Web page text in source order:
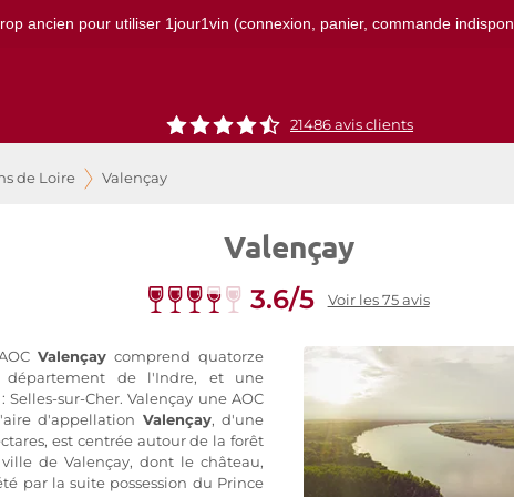
ancien pour utiliser 1jour1vin (connexion, panier, commande
21486 avis clients
de Loire Valençay
Valençay
3.6/5 Voir les 75 avis
Valençay comprend quatorze
de l'Indre, et une
sur-Cher. Valençay une AOC
d'appellation Valençay, d'une
est centrée autour de la forêt
de Valençay, dont le château,
par la suite possession du Prince